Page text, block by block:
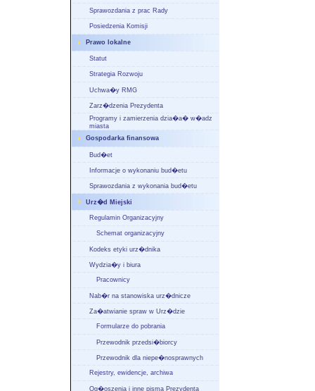
Sprawozdania z prac Rady
Posiedzenia Komisji
Prawo lokalne
Statut
Strategia Rozwoju
Uchwa�y RMG
Zarz�dzenia Prezydenta
Programy i zamierzenia dzia�a� w�adz
miasta
Gospodarka finansowa
Bud�et
Informacje o wykonaniu bud�etu
Sprawozdania z wykonania bud�etu
Urz�d Miejski
Regulamin Organizacyjny
Schemat organizacyjny
Kodeks etyki urz�dnika
Wydzia�y i biura
Pracownicy
Nab�r na stanowiska urz�dnicze
Za�atwianie spraw w Urz�dzie
Formularze do pobrania
Przewodnik przedsi�biorcy
Przewodnik dla niepe�nosprawnych
Rejestry, ewidencje, archiwa
Og�oszenia i inne pisma Prezydenta